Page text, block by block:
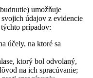
umožňuje
údajov z evidencie
prípadov:
účely, na ktoré sa
ktorý bol odvolaný,
na ich spracúvanie;